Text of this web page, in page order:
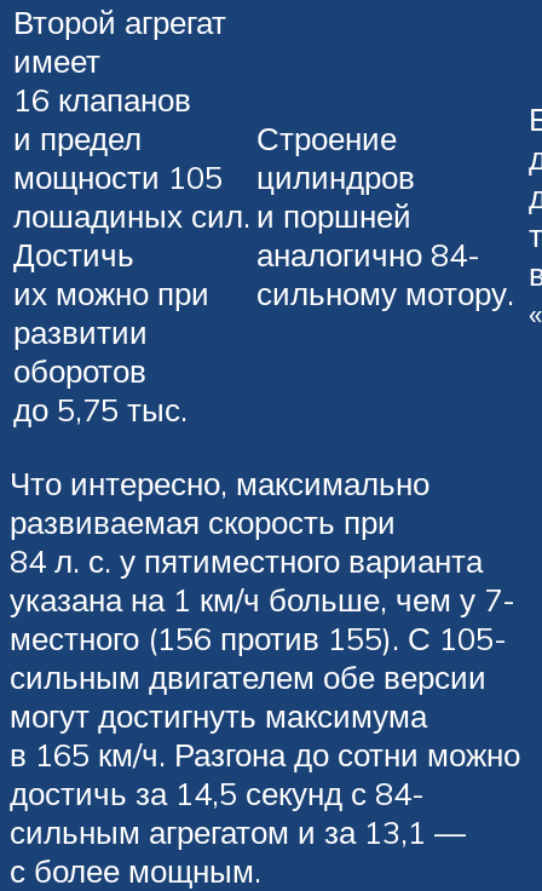
Второй агрегат
имеет
16 клапанов
и предел
мощности 105
лошадиных сил.
Достичь
их можно при
развитии
оборотов
до 5,75 тыс.
Строение
цилиндров
и поршней
аналогично 84-
сильному мотору.
Что интересно, максимально
развиваемая скорость при
84 л. с. у пятиместного варианта
указана на 1 км/ч больше, чем у 7-
местного (156 против 155). С 105-
сильным двигателем обе версии
могут достигнуть максимума
в 165 км/ч. Разгона до сотни можно
достичь за 14,5 секунд с 84-
сильным агрегатом и за 13,1 —
с более мощным.